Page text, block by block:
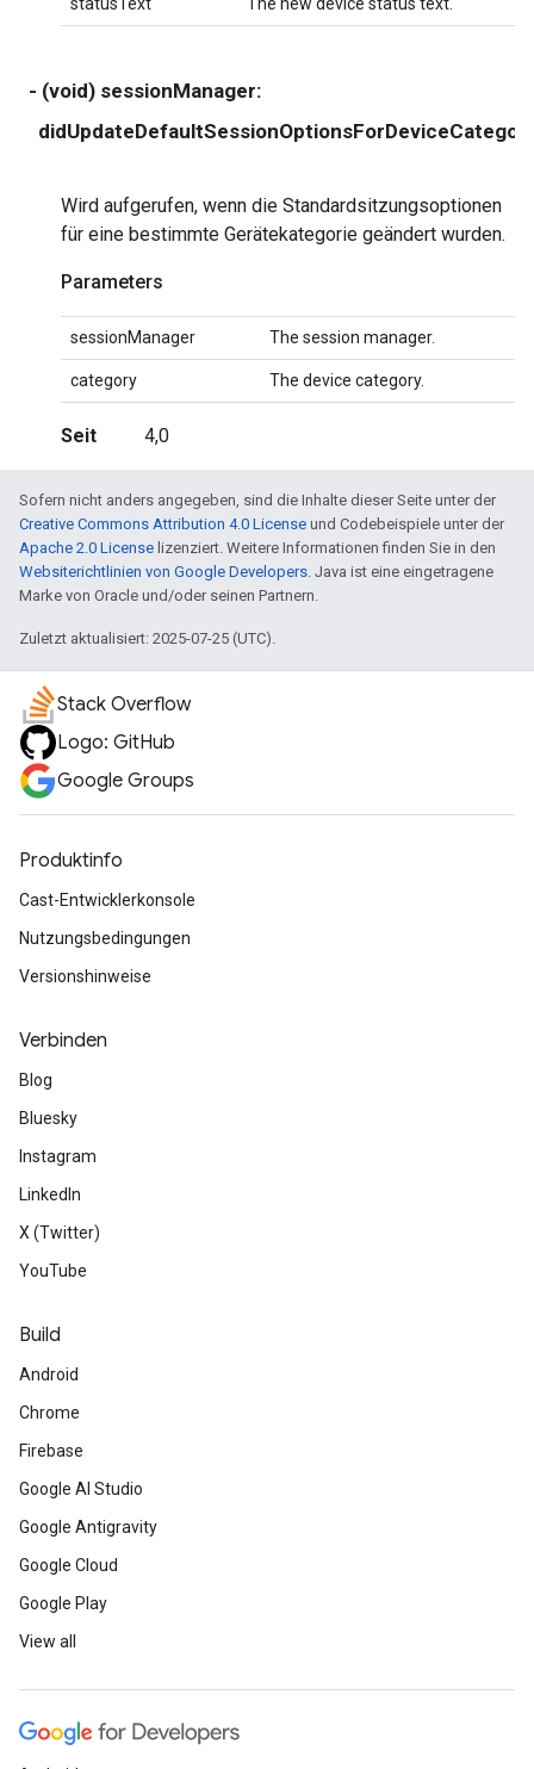
- (void) sessionManager:
Wird aufgerufen, wenn die Standardsitzungsoptionen
für eine bestimmte Gerätekategorie geändert wurden.
Parameters
sessionManager The session manager.
category The device category.
Seit 4,0
Sofern nicht anders angegeben, sind die Inhalte dieser Seite unter der
Creative Commons Attribution 4.0 License und Codebeispiele unter der
Apache 2.0 License lizenziert. Weitere Informationen finden Sie in den
Websiterichtlinien von Google Developers . Java ist eine eingetragene
Marke von Oracle und/oder seinen Partnern.
Zuletzt aktualisiert: 2025-07-25 (UTC).
Stack Overflow
Logo: GitHub
Google Groups
Produktinfo
Cast-Entwicklerkonsole
Nutzungsbedingungen
Versionshinweise
Verbinden
Blog
Bluesky
Instagram
LinkedIn
X (Twitter)
YouTube
Build
Android
Chrome
Firebase
Google AI Studio
Google Antigravity
Google Cloud
Google Play
View all